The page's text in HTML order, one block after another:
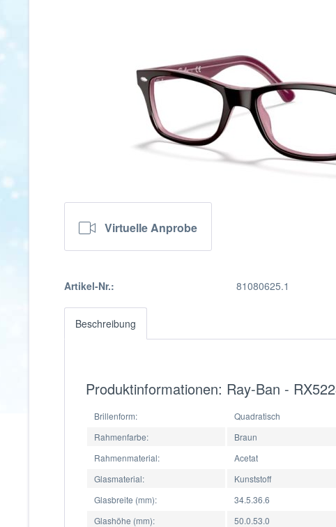
Virtuelle Anprobe
Artikel-Nr.: 81080625.1
Beschreibung
Produktinformationen: Ray-Ban -
Brillenform:
Quadratisch
Rahmenfarbe:
Braun
Rahmenmaterial:
Acetat
Glasmaterial:
Kunststoff
Glasbreite (mm):
34.5.36.6
Glashöhe (mm):
50.0.53.0